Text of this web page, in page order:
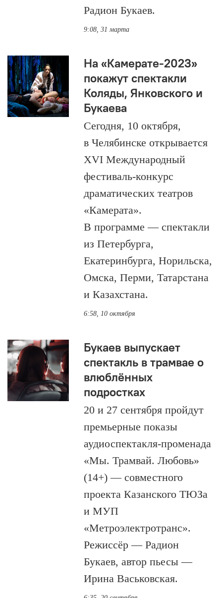
Радион Букаев.
9:08, 31 марта
На «Камерате-2023»
покажут спектакли
Коляды, Янковского и
Букаева
Сегодня, 10 октября,
в Челябинске открывается
XVI Международный
фестиваль-конкурс
драматических театров
«Камерата».
В программе — спектакли
из Петербурга,
Екатеринбурга, Норильска,
Омска, Перми, Татарстана
и Казахстана.
6:58, 10 октября
Букаев выпускает
спектакль в трамвае о
влюблённых
подростках
20 и 27 сентября пройдут
премьерные показы
аудиоспектакля-променада
«Мы. Трамвай. Любовь»
(14+) — совместного
проекта Казанского ТЮЗа
и МУП
«Метроэлектротранс».
Режиссёр — Радион
Букаев, автор пьесы —
Ирина Васьковская.